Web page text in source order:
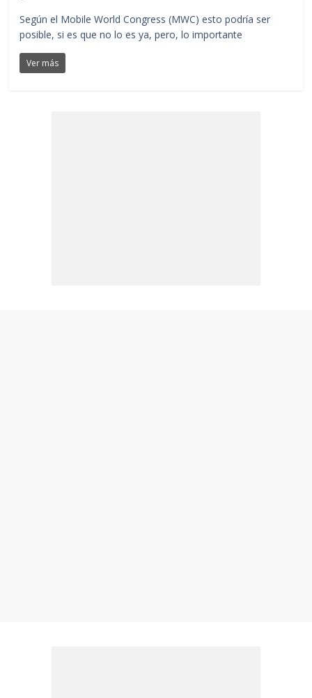
Según el Mobile World Congress (MWC) esto podría ser
posible, si es que no lo es ya, pero, lo importante
Ver más